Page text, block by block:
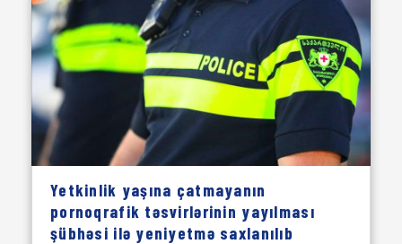
Yetkinlik yaşına çatmayanın
pornoqrafik təsvirlərinin yayılması
şübhəsi ilə yeniyetmə saxlanılıb